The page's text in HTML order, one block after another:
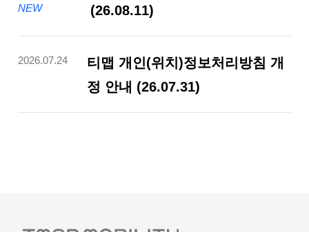
(26.08.11)
NEW
티맵 개인(위치)정보처리방침 개
정 안내 (26.07.31)
2026.07.24